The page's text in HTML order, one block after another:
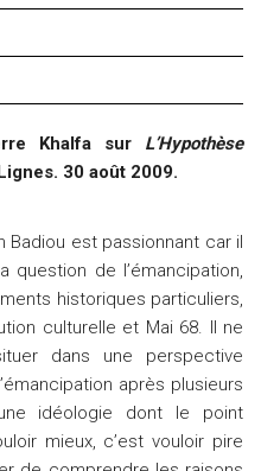
Khalfa sur L’Hypothèse
30 août 2009.
Badiou est passionnant car il
de l’émancipation,
historiques particuliers,
culturelle et Mai 68. Il ne
dans une perspective
après plusieurs
idéologie dont le point
mieux, c’est vouloir pire